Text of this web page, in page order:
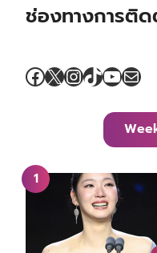
ช่องทางการติด
Facebook
X Instagram
TikTok
Mail